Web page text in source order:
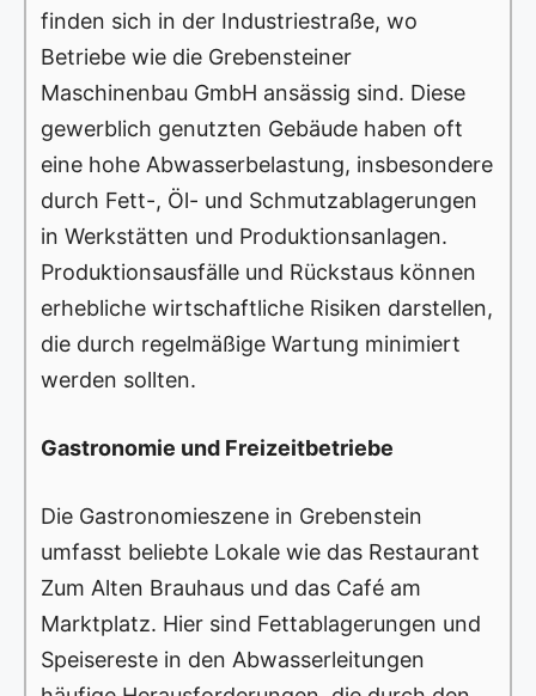
finden sich in der Industriestraße, wo
Betriebe wie die Grebensteiner
Maschinenbau GmbH ansässig sind. Diese
gewerblich genutzten Gebäude haben oft
eine hohe Abwasserbelastung, insbesondere
durch Fett-, Öl- und Schmutzablagerungen
in Werkstätten und Produktionsanlagen.
Produktionsausfälle und Rückstaus können
erhebliche wirtschaftliche Risiken darstellen,
die durch regelmäßige Wartung minimiert
werden sollten.
Gastronomie und Freizeitbetriebe
Die Gastronomieszene in Grebenstein
umfasst beliebte Lokale wie das Restaurant
Zum Alten Brauhaus und das Café am
Marktplatz. Hier sind Fettablagerungen und
Speisereste in den Abwasserleitungen